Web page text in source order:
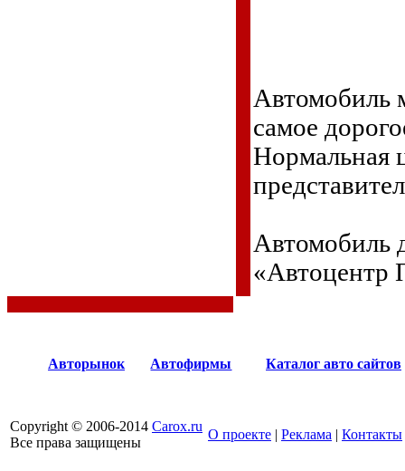
Автомобиль
самое
Нормальная
Автомобиль
«Автоцентр
Авторынок Автофирмы Каталог авто сайтов
Copyright © 2006-2014 Carox.ru
Все права защищены
О проекте | Реклама | Контакты